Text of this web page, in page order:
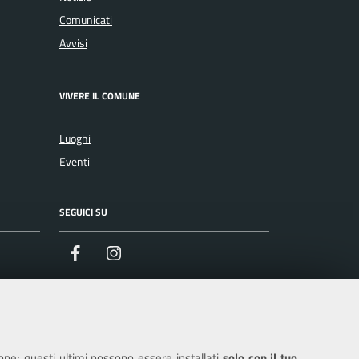
Comunicati
Avvisi
VIVERE IL COMUNE
Luoghi
Eventi
SEGUICI SU
Facebook